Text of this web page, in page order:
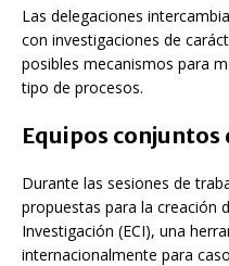
Las delegaciones
con investigaciones de
posibles mecanismos para
tipo de procesos.
Equipos
Durante las sesiones de
propuestas para la creación
Investigación (ECI), una
internacionalmente para